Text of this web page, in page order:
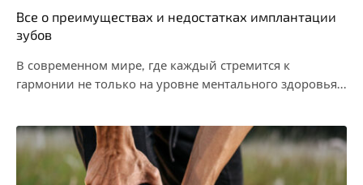
Все о преимуществах и недостатках имплантации
зубов
В современном мире, где каждый стремится к
гармонии не только на уровне ментального здоровья,